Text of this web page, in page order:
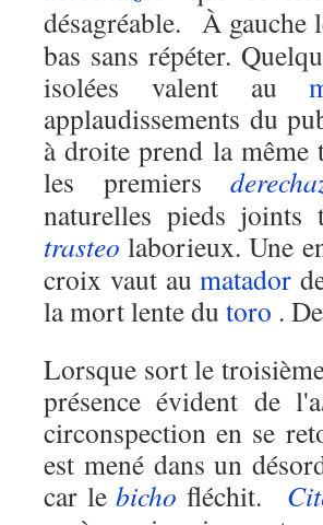
désagréable. À gauche
bas sans répéter.
isolées valent au
applaudissements du
à droite prend la même
les premiers
naturelles pieds joints
trasteo laborieux. Une
croix vaut aumatador
la mort lente du toro .
Lorsque sort le
présence évident de l'a
circonspection en se
est mené dans un
car lebicho fléchit.